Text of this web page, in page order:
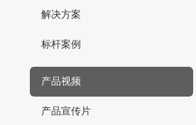
解决方案
标杆案例
产品视频
产品宣传片